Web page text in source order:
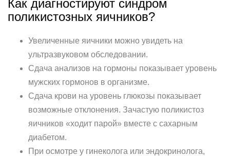
Как диагностируют синдром
поликистозных яичников?
Увеличенные яичники можно увидеть на
ультразвуковом обследовании.
Сдача анализов на гормоны показывает уровень
мужских гормонов в организме.
Сдача крови на уровень глюкозы показывает
возможные отклонения. Зачастую поликистоз
яичников «ходит парой» вместе с сахарным
диабетом.
При осмотре у гинеколога или эндокринолога,